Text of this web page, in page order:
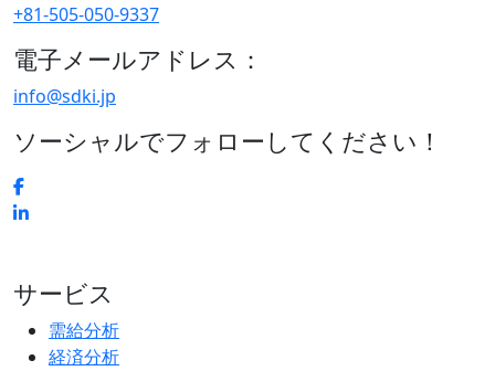
+81-505-050-9337
電子メールアドレス：
info@sdki.jp
ソーシャルでフォローしてください！
サービス
需給分析
経済分析